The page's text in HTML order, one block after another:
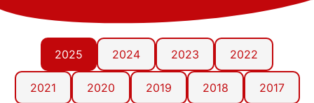
2025 2024 2023 2022
2021 2020 2019 2018 2017